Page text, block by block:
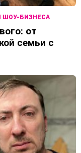
ШОУ-БИЗНЕСА
от
семьи с